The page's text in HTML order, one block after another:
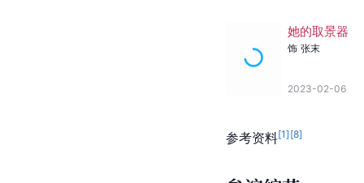
她的取景器
饰 张末
2023-02-06
参考资料[1] [8]